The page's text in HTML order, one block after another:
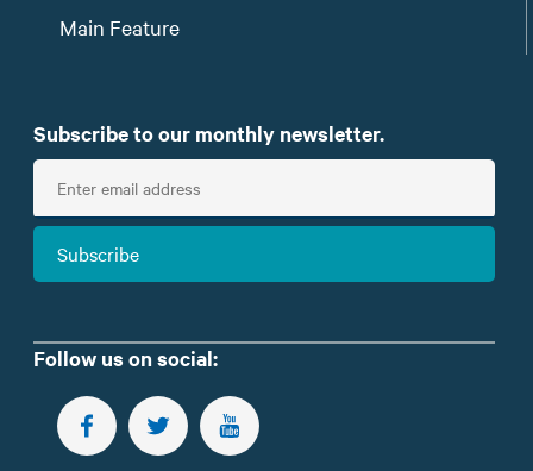
Main Feature
Subscribe to our monthly newsletter.
E
t
m
Subscribe
Follow us on social:
FOLLOW US ON FACEBOOK
FOLLOW US ON TWITTER
SUBSCRIBE TO OUR YOUTUBE CHANNEL